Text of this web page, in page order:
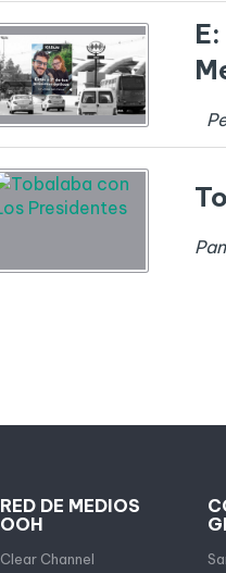
RED DE MEDIOS
OOH
Clear Channel